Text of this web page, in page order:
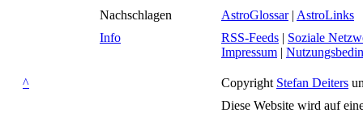
Nachschlagen
AstroGlossar| AstroLinks
Info
RSS-Feeds | Soziale
Impressum |
^ Copyright Stefan Deiters
Diese Website wird auf